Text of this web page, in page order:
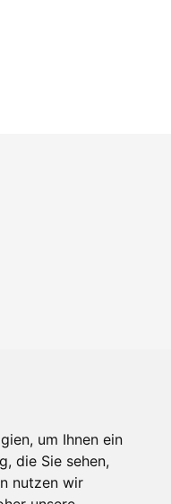
um Ihnen ein
die Sie sehen,
nutzen wir